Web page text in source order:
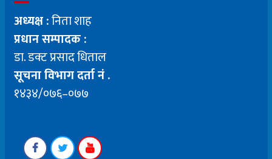
अध्यक्ष :निता शाह
प्रधान सम्पादक :
डा. डक्ट प्रसाद धिताल
सूचना विभाग दर्ता नं .
१४३४/०७६–०७७